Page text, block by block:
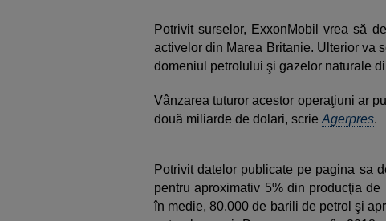
Potrivit surselor, ExxonMobil vrea să
activelor din Marea Britanie. Ulterior va
domeniul petrolului şi gazelor naturale
Vânzarea tuturor acestor operaţiuni ar
două miliarde de dolari, scrie Agerpres.
Potrivit datelor publicate pe pagina sa
pentru aproximativ 5% din producţia
în medie, 80.000 de barili de petrol şi